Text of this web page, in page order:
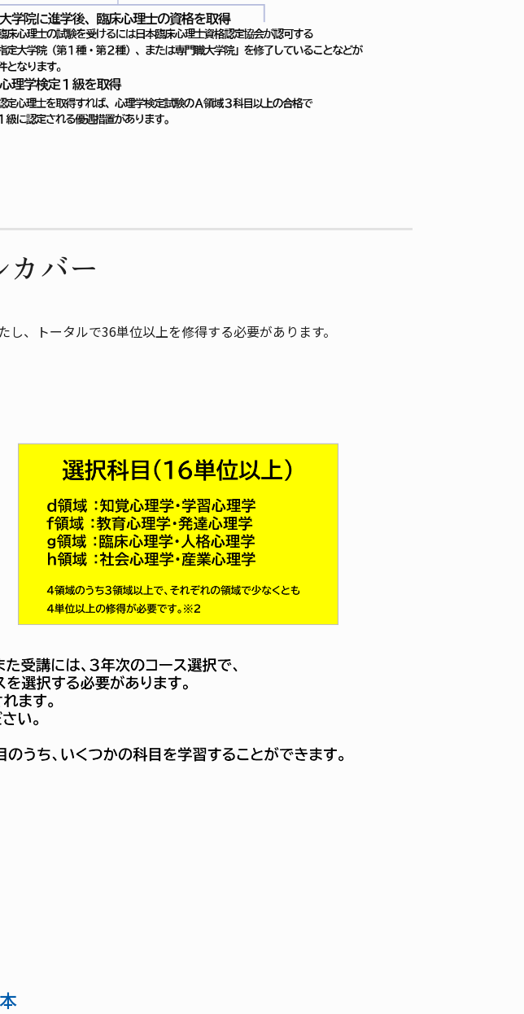
バー
、トータルで36単位以上を修得する必要があります。